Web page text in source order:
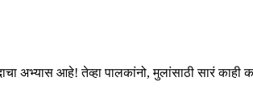
आहे! तेव्हा पालकांनो, मुलांसाठी सारं काही